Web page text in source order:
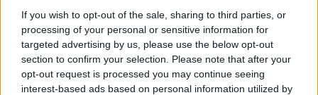
If you wish to opt-out of the sale, sharing to third parties, or
processing of your personal or sensitive information for
targeted advertising by us, please use the below opt-out
section to confirm your selection. Please note that after your
opt-out request is processed you may continue seeing
interest-based ads based on personal information utilized by
Μάλλον όχι» απαντά το 19,5%.